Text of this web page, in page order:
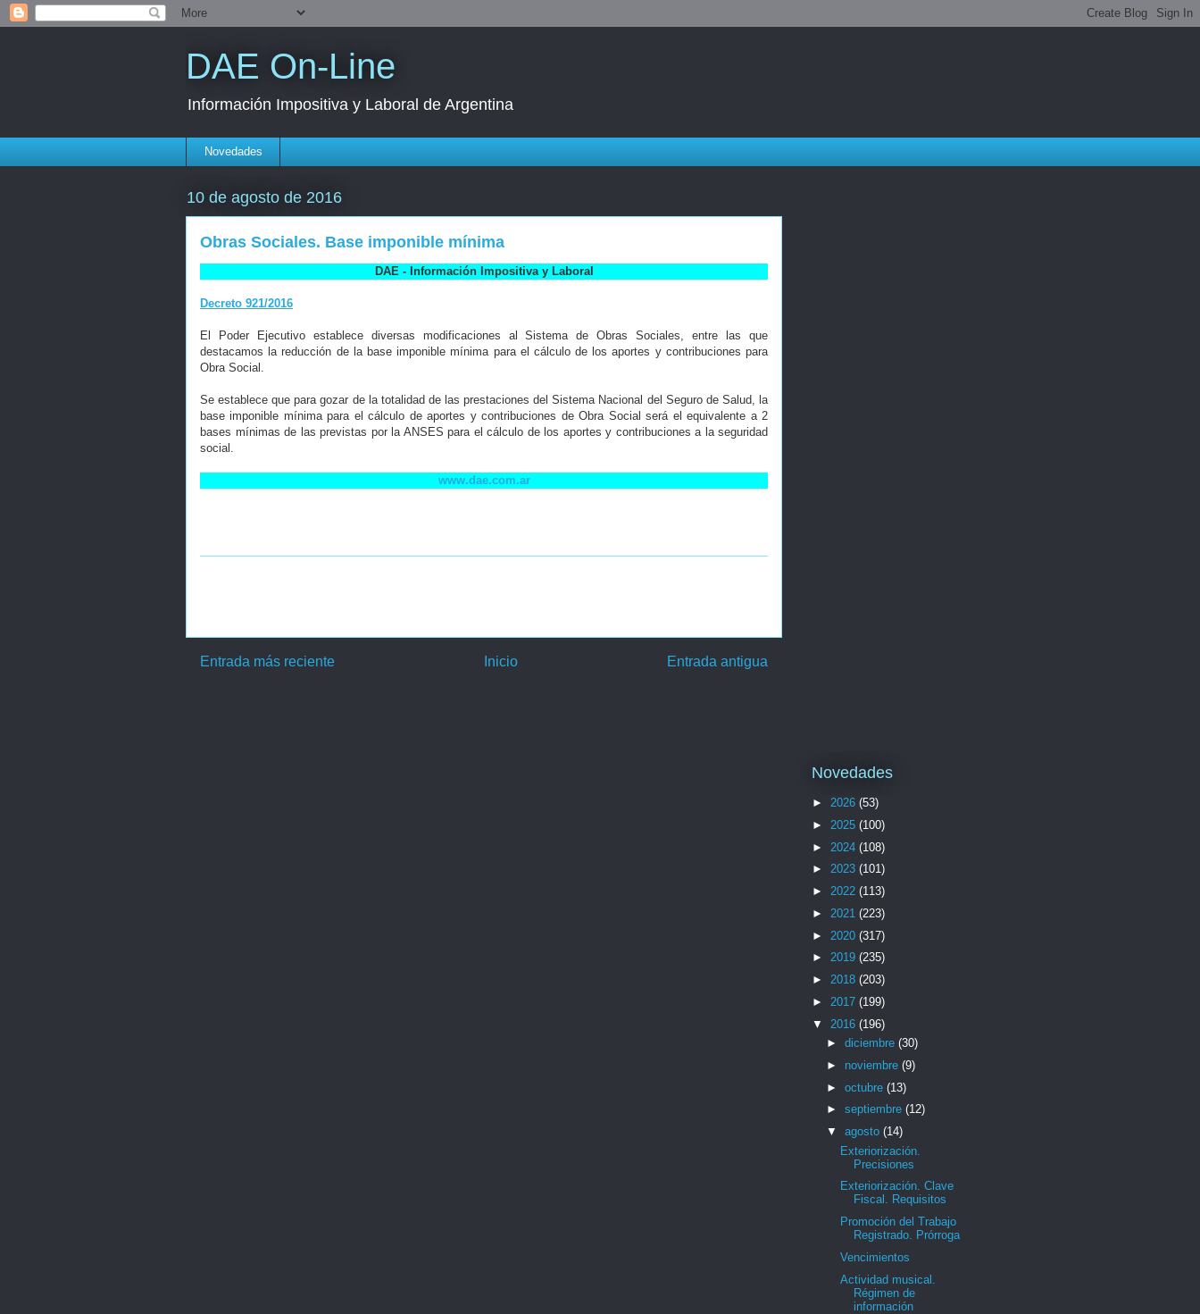
DAE On-Line
Información Impositiva y Laboral de Argentina
Novedades
10 de agosto de 2016
Obras Sociales. Base imponible mínima
DAE - Información Impositiva y Laboral
Decreto 921/2016
El Poder Ejecutivo establece diversas modificaciones al Sistema de Obras Sociales, entre las que
destacamos la reducción de la base imponible mínima para el cálculo de los aportes y contribuciones para
Obra Social.
Se establece que para gozar de la totalidad de las prestaciones del Sistema Nacional del Seguro de Salud, la
base imponible mínima para el cálculo de aportes y contribuciones de Obra Social será el equivalente a 2
bases mínimas de las previstas por la ANSES para el cálculo de los aportes y contribuciones a la seguridad
social.
www.dae.com.ar
Entrada más reciente Entrada antigua
Inicio
Novedades
► 2026 (53)
► 2025 (100)
► 2024 (108)
► 2023 (101)
► 2022 (113)
► 2021 (223)
► 2020 (317)
► 2019 (235)
► 2018 (203)
► 2017 (199)
▼ 2016 (196)
► diciembre (30)
► noviembre (9)
► octubre (13)
► septiembre (12)
▼ agosto (14)
Exteriorización.
Precisiones
Exteriorización. Clave
Fiscal. Requisitos
Promoción del Trabajo
Registrado. Prórroga
Vencimientos
Actividad musical.
Régimen de
información